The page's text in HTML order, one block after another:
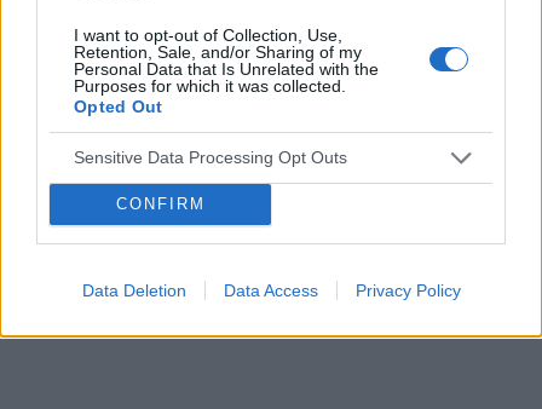
I want to opt-out of Collection, Use,
Retention, Sale, and/or Sharing of my
Personal Data that Is Unrelated with the
Purposes for which it was collected.
Opted Out
Sensitive Data Processing Opt Outs
CONFIRM
Data Deletion Data Access Privacy Policy
POWIĄZANE
Tematy twarz skóra twarzy trądzik wysypka
naczynka